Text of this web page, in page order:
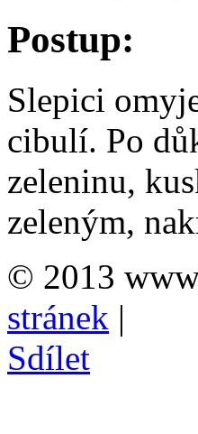
Postup:
Slepici
cibulí. Po
zeleninu,
zeleným,
© 2013
stránek |
Sdílet